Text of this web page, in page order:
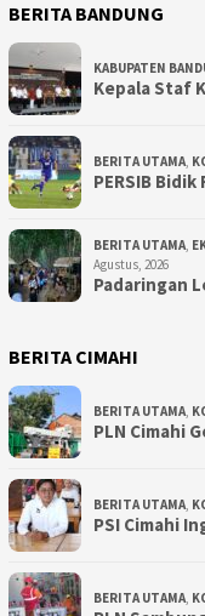
BERITA BANDUNG
KABUPATEN
Kepala Staf
BERITA UTAMA,
PERSIB
BERITA UTAMA,
Agustus, 2026
Padaringan
BERITA CIMAHI
BERITA UTAMA,
PLN Cimahi
BERITA UTAMA,
PSI Cimahi
BERITA UTAMA,